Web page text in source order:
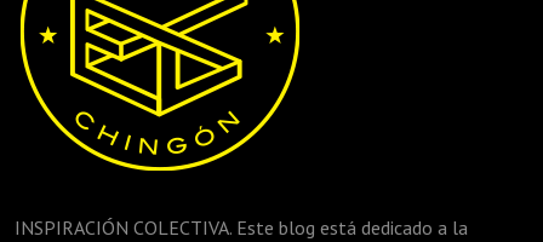
INSPIRACIÓN COLECTIVA. Este blog está dedicado a la